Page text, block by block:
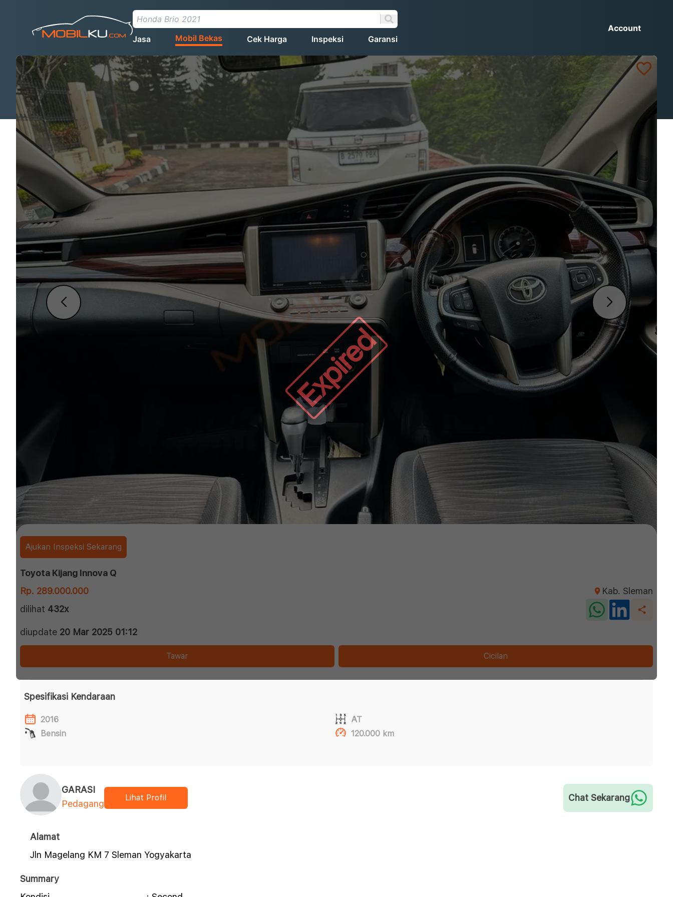
Jasa Mobil Bekas Cek Harga Inspeksi Garansi
Account
Expired
Ajukan Inspeksi Sekarang
Toyota Kijang Innova Q
Rp. 289.000.000
Kab. Sleman
dilihat 432x
diupdate 20 Mar 2025 01:12
Tawar Cicilan
Spesifikasi Kendaraan
2016
AT
Bensin
120.000 km
GARASI
Pedagang
Lihat Profil Chat Sekarang
Alamat
Jln Magelang KM 7 Sleman Yogyakarta
Summary